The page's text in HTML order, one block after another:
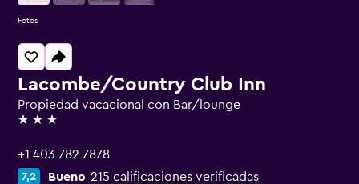
Lacombe/Country Club Inn
Propiedad vacacional con Bar/lounge
3 estrellas
+1 403 782 7878
7,2 Bueno 215 calificaciones verificadas
Fotos